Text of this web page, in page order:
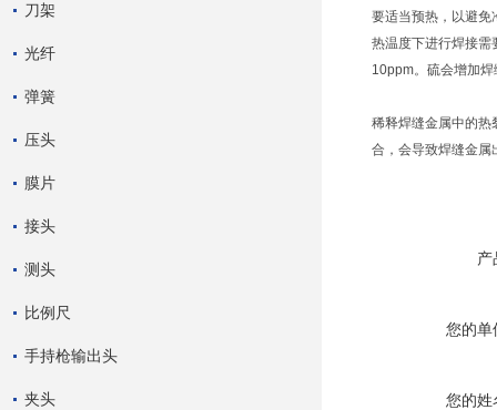
刀架
光纤
弹簧
压头
膜片
接头
测头
比例尺
手持枪输出头
夹头
要适当预热，以避免
热温度下进行焊接需
10ppm。硫会增加
稀释焊缝金属中的热
合，会导致焊缝金属
产
您的单
您的姓